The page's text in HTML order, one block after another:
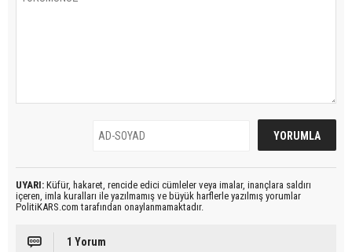
UYARI: Küfür, hakaret, rencide edici cümleler veya imalar, inançlara saldırı
içeren, imla kuralları ile yazılmamış ve büyük harflerle yazılmış yorumlar
PolitiKARS.com tarafından onaylanmamaktadır.
1 Yorum